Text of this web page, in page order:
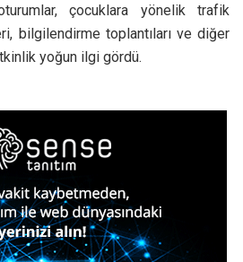
çocuklara yönelik trafik
bilgilendirme toplantıları ve diğer
yoğun ilgi gördü.